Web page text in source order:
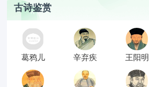
古诗鉴赏
葛鸦儿 辛弃疾 王阳明